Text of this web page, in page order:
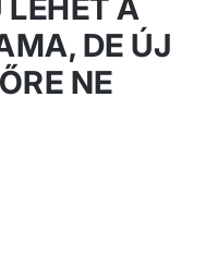
A
DE ÚJ
NE